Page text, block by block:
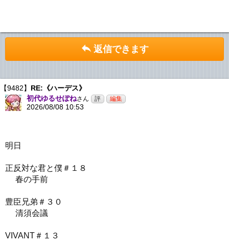
返信できます
【9482】 RE:《ハーデス》
初代ゆるせぽねさん
2026/08/08 10:53
明日
正反対な君と僕＃１８
春の手前
豊臣兄弟＃３０
清須会議
VIVANT＃１３